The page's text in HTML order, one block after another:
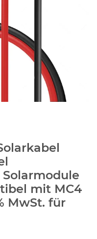
mit MC4
MwSt. für